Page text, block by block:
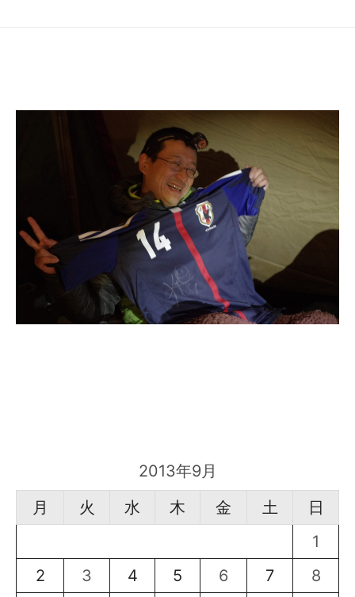
2013年9月
月
火 水 木 金 土
日
1
2
3 4 5 6 7
8